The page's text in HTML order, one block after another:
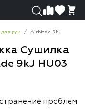
рук Airblade 9kJ
Сушилка
9kJ HU03
проблем